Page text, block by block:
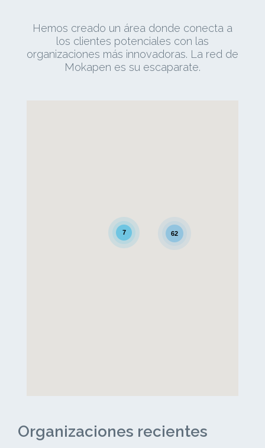
Hemos creado un área donde conecta a
los clientes potenciales con las
organizaciones más innovadoras. La red de
Mokapen es su escaparate.
62
7
Organizaciones recientes